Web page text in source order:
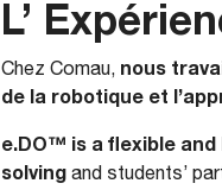
L’
Chez Comau, nous
de la robotique et
e.DO™ is a flexible
solving and students’